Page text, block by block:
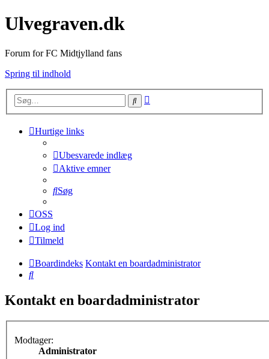
Ulvegraven.dk
Forum for FC Midtjylland fans
Spring til indhold
Søg
Hurtige links
Ubesvarede indlæg
Aktive emner
Søg
OSS
Log ind
Tilmeld
Boardindeks Kontakt en boardadministrator
Søg
Kontakt en boardadministrator
Modtager:
Administrator